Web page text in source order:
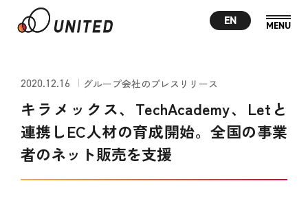
EN
2020.12.16 グループ会社のプレスリリース
キラメックス、TechAcademy、Letと
連携しEC人材の育成開始。全国の事業
者のネット販売を支援